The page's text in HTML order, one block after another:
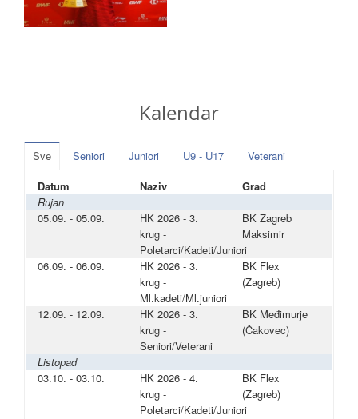
Kalendar
Sve Seniori Juniori U9 - U17
Veterani
Datum
Naziv
Grad
Rujan
05.09. - 05.09.
HK 2026 - 3.
krug -
Poletarci/Kadeti/Juniori
BK Zagreb
Maksimir
06.09. - 06.09.
HK 2026 - 3.
krug -
Ml.kadeti/Ml.juniori
BK Flex
(Zagreb)
12.09. - 12.09.
HK 2026 - 3.
krug -
Seniori/Veterani
BK Međimurje
(Čakovec)
Listopad
03.10. - 03.10.
HK 2026 - 4.
krug -
Poletarci/Kadeti/Juniori
BK Flex
(Zagreb)